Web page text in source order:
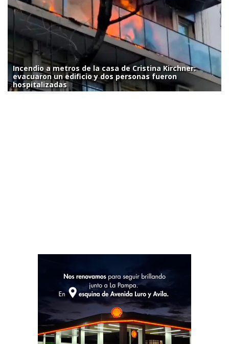
Incendio a metros de la casa de Cristina Kirchner:
evacuaron un edificio y dos personas fueron
hospitalizadas